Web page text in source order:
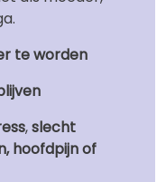
te worden
,slecht
hoofdpijn of